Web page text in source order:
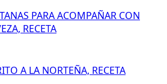
PARA ACOMPAÑAR CON
RECETA
A LA NORTEÑA, RECETA